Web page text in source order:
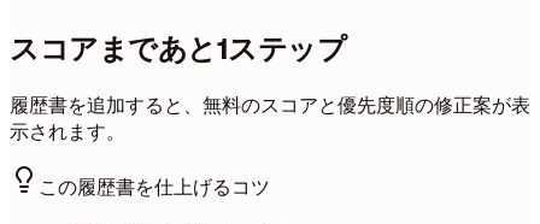
スコアまであと1ステップ
履歴書を追加すると、無料のスコアと優先度順の修正案が表
示されます。
この履歴書を仕上げるコツ